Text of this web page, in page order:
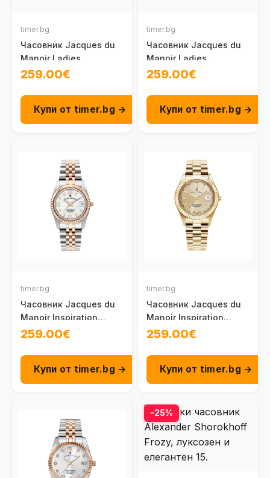
timer.bg
Часовник Jacques du
Manoir Ladies
Inspiration NRO.24
259.00€
Купи от timer.bg →
timer.bg
Часовник Jacques du
Manoir Ladies
Inspiration NRO.15
259.00€
Купи от timer.bg →
timer.bg
Часовник Jacques du
Manoir Inspiration
Roman JWL01304
259.00€
Купи от timer.bg →
timer.bg
Часовник Jacques du
Manoir Inspiration
Business JWG03002
259.00€
Купи от timer.bg →
-25%